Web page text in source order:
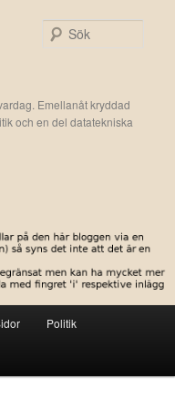
Emellanåt kryddad
och en del datatekniska
Politik